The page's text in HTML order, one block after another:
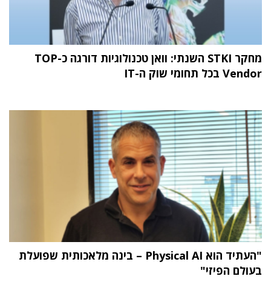
מחקר STKI השנתי: וואן טכנולוגיות דורגה כ-TOP
Vendor בכל תחומי שוק ה-IT
"העתיד הוא Physical AI – בינה מלאכותית שפועלת
בעולם הפיזי"